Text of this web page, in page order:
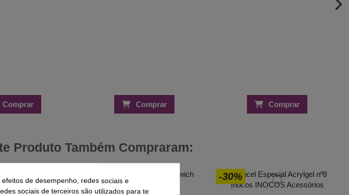
Comprar Comprar Comprar
Produto Também Compraram:
-30%
-30%
de desempenho, redes sociais e
sociais de terceiros são utilizados para te